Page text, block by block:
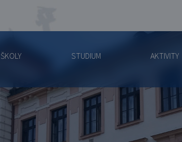
STUDIUM AKTIVITY